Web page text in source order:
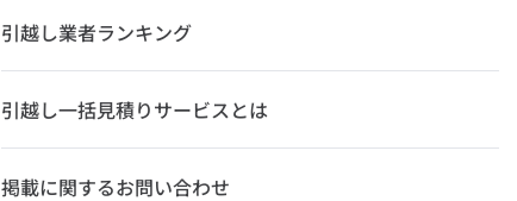
引越し業者ランキング
引越し一括見積りサービスとは
掲載に関するお問い合わせ